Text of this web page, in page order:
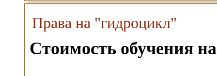
Права на "гидроцикл"
Стоимость обучения